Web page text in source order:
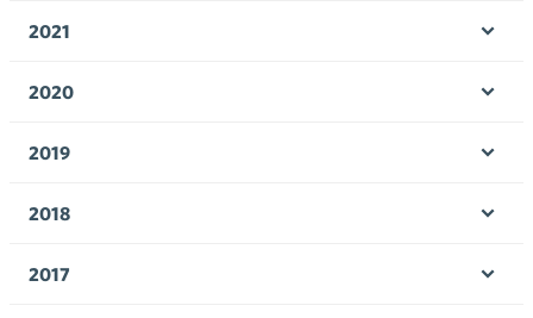
2021
2020
2019
2018
2017